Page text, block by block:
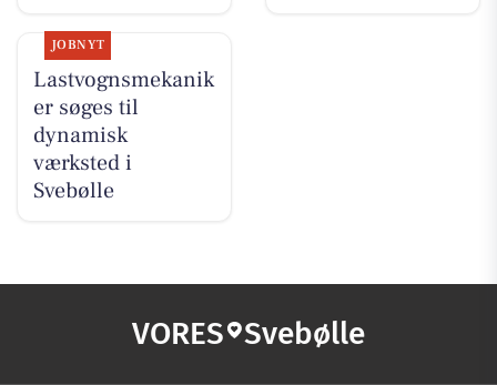
JOBNYT
Lastvognsmekanik
er søges til
dynamisk
værksted i
Svebølle
VORES Svebølle